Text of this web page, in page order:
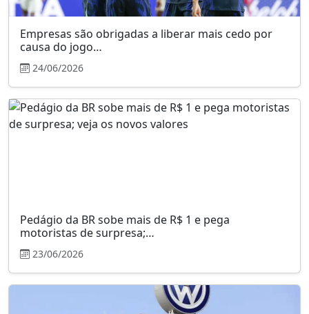
Empresas são obrigadas a liberar mais cedo por
causa do jogo…
24/06/2026
Pedágio da BR sobe mais de R$ 1 e pega
motoristas de surpresa;…
23/06/2026